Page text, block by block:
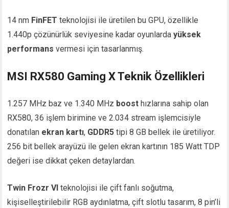
14 nm FinFET teknolojisi ile üretilen bu GPU, özellikle
1.440p çözünürlük seviyesine kadar oyunlardayüksek
performans vermesi için tasarlanmış.
MSI RX580 Gaming X Teknik Özellikleri
1.257 MHz baz ve 1.340 MHz boost hızlarına sahip olan
RX580, 36 işlem birimine ve 2.034 stream işlemcisiyle
donatılan ekran kartı, GDDR5 tipi 8 GB bellek ile üretiliyor.
256 bit bellek arayüzü ile gelen ekran kartının 185 Watt TDP
değeri ise dikkat çeken detaylardan.
Twin Frozr VI teknolojisi ile çift fanlı soğutma,
kişiselleştirilebilir RGB aydınlatma, çift slotlu tasarım, 8 pin’li